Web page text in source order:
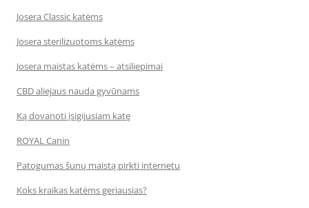
Josera Classic katėms
Josera sterilizuotoms katėms
Josera maistas katėms – atsiliepimai
CBD aliejaus nauda gyvūnams
Ką dovanoti įsigijusiam katę
ROYAL Canin
Patogumas šunų maistą pirkti internetu
Koks kraikas katėms geriausias?